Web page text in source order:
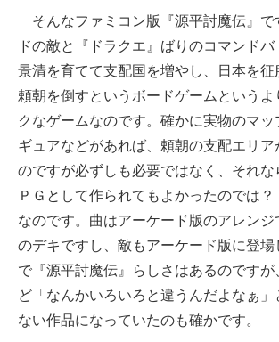
そんなファミコン版『源平討魔伝』で
ドの敵と『ドラクエ』ばりのコマンド
景清を育てて支配国を増やし、日本を
頼朝を倒すというボードゲームというよ
クなゲームなのです。確かに実物のマッ
ギュアなどがあれば、頼朝の支配エリア
のですが必ずしも必要ではなく、それな
ＰＧとして作られてもよかったのでは？
なのです。曲はアーケード版のアレン
のデキですし、敵もアーケード版に登場
で『源平討魔伝』らしさはあるのですが
ど「なんかいろいろと違うんだよなぁ
ない作品になっていたのも確かです。